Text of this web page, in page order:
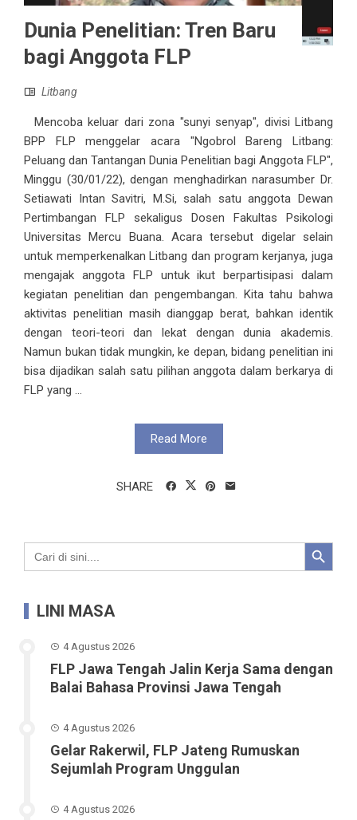
Dunia Penelitian: Tren Baru
bagi Anggota FLP
Litbang
Mencoba keluar dari zona "sunyi senyap", divisi Litbang
BPP FLP menggelar acara "Ngobrol Bareng Litbang:
Peluang dan Tantangan Dunia Penelitian bagi Anggota FLP",
Minggu (30/01/22), dengan menghadirkan narasumber Dr.
Setiawati Intan Savitri, M.Si, salah satu anggota Dewan
Pertimbangan FLP sekaligus Dosen Fakultas Psikologi
Universitas Mercu Buana. Acara tersebut digelar selain
untuk memperkenalkan Litbang dan program kerjanya, juga
mengajak anggota FLP untuk ikut berpartisipasi dalam
kegiatan penelitian dan pengembangan. Kita tahu bahwa
aktivitas penelitian masih dianggap berat, bahkan identik
dengan teori-teori dan lekat dengan dunia akademis.
Namun bukan tidak mungkin, ke depan, bidang penelitian ini
bisa dijadikan salah satu pilihan anggota dalam berkarya di
FLP yang ...
Read More
SHARE
Search
for:
Search Button
LINI MASA
4 Agustus 2026
FLP Jawa Tengah Jalin Kerja Sama dengan
Balai Bahasa Provinsi Jawa Tengah
4 Agustus 2026
Gelar Rakerwil, FLP Jateng Rumuskan
Sejumlah Program Unggulan
4 Agustus 2026